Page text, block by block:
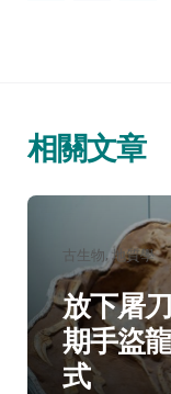
相關文章
分
類：
古生物 地質學
放下屠
期手盜
式